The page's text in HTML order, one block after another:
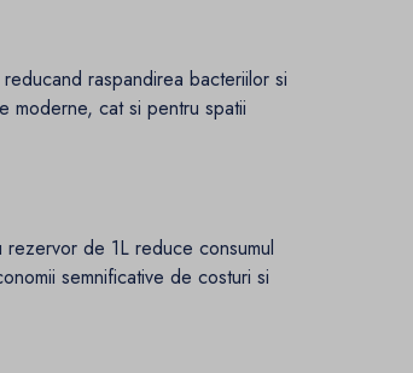
raspandirea bacteriilor si
moderne, cat si pentru spatii
de 1L reduce consumul
semnificative de costuri si